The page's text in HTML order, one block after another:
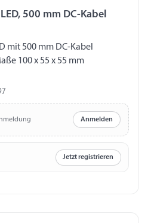
500 mm DC-Kabel
mit 500 mm DC-Kabel
100 x 55 x 55 mm
Anmelden
Jetzt registrieren